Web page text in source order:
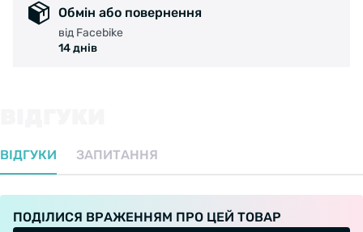
Обмін або повернення
від Facebike
14 днів
ВІДГУКИ ЗАПИТАННЯ
ПОДІЛИСЯ ВРАЖЕННЯМ ПРО ЦЕЙ ТОВАР